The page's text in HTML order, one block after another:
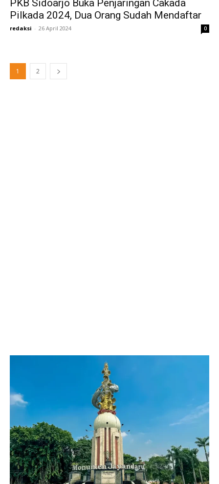
PKB Sidoarjo Buka Penjaringan Cakada
Pilkada 2024, Dua Orang Sudah Mendaftar
redaksi - 26 April 2024 0
1 2